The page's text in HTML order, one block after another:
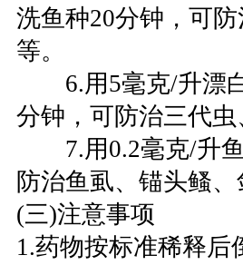
洗鱼种20分钟，可
等。
6.用5毫克/升漂白
分钟，可防治三代
7.用0.2毫克/升鱼
防治鱼虱、锚头鳋
(三)注意事项
1.药物按标准稀释后